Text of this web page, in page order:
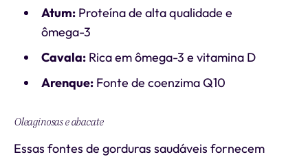
Atum:Proteína de alta qualidade e
ômega-3
Cavala:Rica em ômega-3 e vitamina D
Arenque:Fonte de coenzima Q10
Oleaginosas e abacate
Essas fontes de gorduras saudáveis fornecem